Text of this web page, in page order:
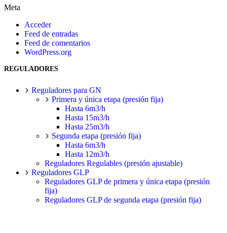
Meta
Acceder
Feed de entradas
Feed de comentarios
WordPress.org
REGULADORES
Reguladores para GN
Primera y única etapa (presión fija)
Hasta 6m3/h
Hasta 15m3/h
Hasta 25m3/h
Segunda etapa (presión fija)
Hasta 6m3/h
Hasta 12m3/h
Reguladores Regulables (presión ajustable)
Reguladores GLP
Reguladores GLP de primera y única etapa (presión
fija)
Reguladores GLP de segunda etapa (presión fija)